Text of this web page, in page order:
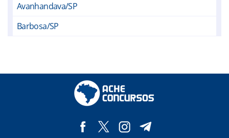
Avanhandava/SP
Barbosa/SP